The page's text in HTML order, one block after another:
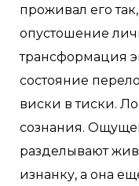
проживал его
опустошение
трансформация
состояние
виски в тиски.
сознания.
разделывают
изнанку, а она